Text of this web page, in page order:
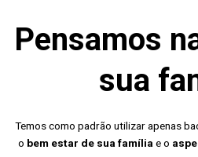
Pensamos
sua
Temos como padrão utilizar apenas
o bem estar de sua família e o